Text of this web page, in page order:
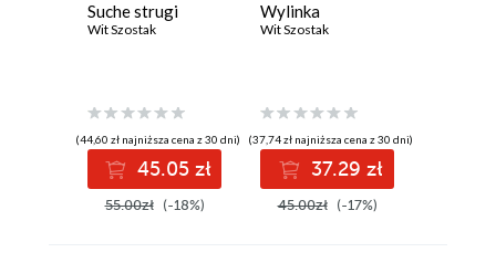
Suche strugi
Wit Szostak
(44,60 zł najniższa cena z 30 dni)
45.05 zł
55.00zł (-18%)
Wylinka
Wit Szostak
(37,74 zł najniższa cena z 30 dni)
37.29 zł
45.00zł (-17%)